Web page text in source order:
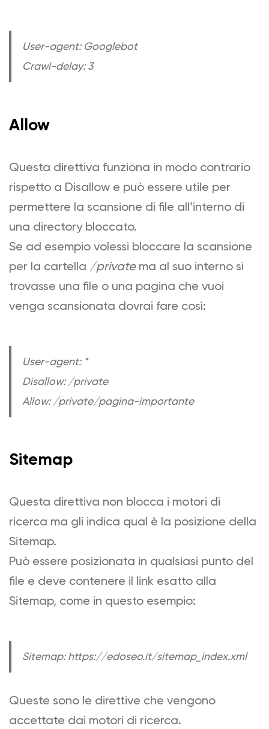
User-agent: Googlebot
Crawl-delay: 3
Allow
Questa direttiva funziona in modo contrario
rispetto a Disallow e può essere utile per
permettere la scansione di file all’interno di
una directory bloccato.
Se ad esempio volessi bloccare la scansione
per la cartella /privatema al suo interno si
trovasse una file o una pagina che vuoi
venga scansionata dovrai fare così:
User-agent: *
Disallow: /private
Allow: /private/pagina-importante
Sitemap
Questa direttiva non blocca i motori di
ricerca ma gli indica qual è la posizione della
Sitemap.
Può essere posizionata in qualsiasi punto del
file e deve contenere il link esatto alla
Sitemap, come in questo esempio:
Sitemap: https://edoseo.it/sitemap_index.xml
Queste sono le direttive che vengono
accettate dai motori di ricerca.